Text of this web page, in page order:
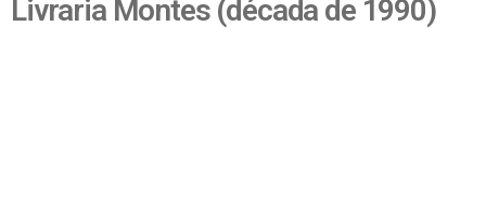
Livraria Montes (década de 1990)